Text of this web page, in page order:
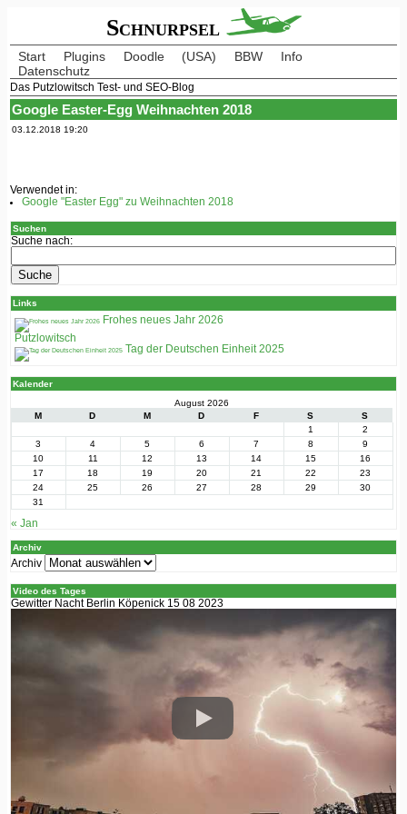
Schnurpsel
Start Plugins Doodle (USA) BBW
Info
Datenschutz
Das Putzlowitsch Test- und SEO-Blog
Google Easter-Egg Weihnachten 2018
03.12.2018 19:20
Verwendet in:
Google "Easter Egg" zu Weihnachten 2018
Suchen
Suche nach:
Links
Frohes neues Jahr 2026
Putzlowitsch
Tag der Deutschen Einheit 2025
Kalender
August 2026
M
D M D F S
S
1
2
3
4 5 6 7 8
9
10
11 12 13 14 15
16
17
18 19 20 21 22
23
24
25 26 27 28 29
30
31
« Jan
Archiv
Archiv
Video des Tages
Gewitter Nacht Berlin Köpenick 15 08 2023